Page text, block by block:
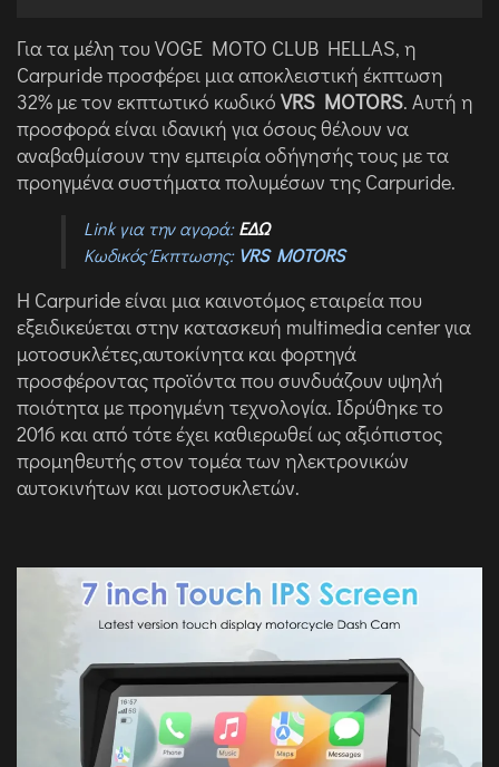
Για τα μέλη του VOGE MOTO CLUB HELLAS, η
Carpuride προσφέρει μια αποκλειστική έκπτωση
32% με τον εκπτωτικό κωδικό VRS MOTORS. Αυτή η
προσφορά είναι ιδανική για όσους θέλουν να
αναβαθμίσουν την εμπειρία οδήγησής τους με τα
προηγμένα συστήματα πολυμέσων της Carpuride.
Link για την αγορά:ΕΔΩ
Κωδικός Έκπτωσης: VRS MOTORS
Η Carpuride είναι μια καινοτόμος εταιρεία που
εξειδικεύεται στην κατασκευή multimedia center για
μοτοσυκλέτες,αυτοκίνητα και φορτηγά
προσφέροντας προϊόντα που συνδυάζουν υψηλή
ποιότητα με προηγμένη τεχνολογία. Ιδρύθηκε το
2016 και από τότε έχει καθιερωθεί ως αξιόπιστος
προμηθευτής στον τομέα των ηλεκτρονικών
αυτοκινήτων και μοτοσυκλετών.